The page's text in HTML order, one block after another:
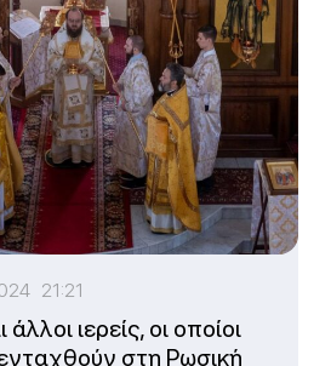
21:21
ιερείς, οι οποίοι
στη Ρωσική